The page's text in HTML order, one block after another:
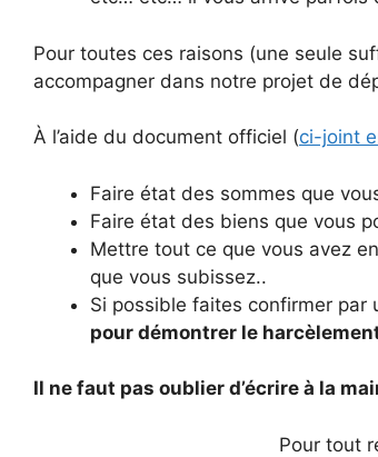
Pour toutes ces raisons (une seule
accompagner dans notre projet de
À l’aide du document officiel (ci-joint
Faire état des sommes que
Faire état des biens que vous
Mettre tout ce que vous avez
que vous subissez..
Si possible faites confirmer par
pour démontrer le
Il ne faut pas oublier d’écrire à la
Pour tout